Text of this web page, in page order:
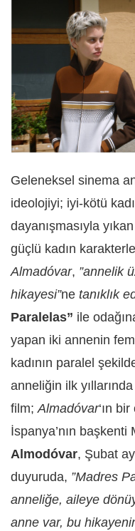
Geleneksel sinema
ideolojiyi; iyi-kötü
dayanışmasıyla
güçlü kadın
Almadóvar, ”annelik
hikayesi”ne tanıklık
Paralelas” ile
yapan iki annenin
kadının paralel
anneliğin ilk yıllarında
film; Almadóvar‘ın
İspanya’nın başkenti
Almodóvar, Şubat
duyuruda, ”Madres
anneliğe, aileye
anne var, bu